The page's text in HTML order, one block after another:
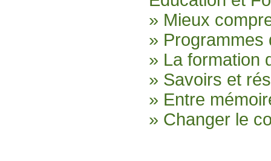
» Mieux
» Programmes
» La formation
» Savoirs et
» Entre
» Changer le